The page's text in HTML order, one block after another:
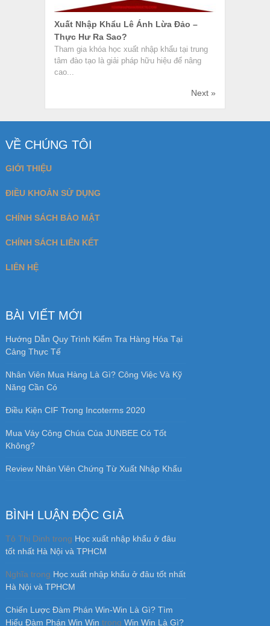
Xuất Nhập Khẩu Lê Ánh Lừa Đảo –
Thực Hư Ra Sao?
Tham gia khóa học xuất nhập khẩu tại trung
tâm đào tạo là giải pháp hữu hiệu để nâng
cao...
Next »
VỀ CHÚNG TÔI
GIỚI THIỆU
ĐIỀU KHOẢN SỬ DỤNG
CHÍNH SÁCH BẢO MẬT
CHÍNH SÁCH LIÊN KẾT
LIÊN HỆ
BÀI VIẾT MỚI
Hướng Dẫn Quy Trình Kiểm Tra Hàng Hóa Tại
Cảng Thực Tế
Nhân Viên Mua Hàng Là Gì? Công Việc Và Kỹ
Năng Cần Có
Điều Kiện CIF Trong Incoterms 2020
Mua Váy Công Chúa Của JUNBEE Có Tốt
Không?
Review Nhân Viên Chứng Từ Xuất Nhập Khẩu
BÌNH LUẬN ĐỘC GIẢ
Tô Thị Dinh trong Học xuất nhập khẩu ở đâu
tốt nhất Hà Nội và TPHCM
Nghĩatrong Học xuất nhập khẩu ở đâu tốt nhất
Hà Nội và TPHCM
Chiến Lược Đàm Phán Win-Win Là Gì? Tìm
Hiểu Đàm Phán Win Win trong Win Win Là Gì?